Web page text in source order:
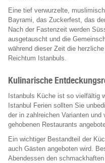
Eine tief verwurzelte,
Bayrami, das Zuckerfest, das
Nach der Fastenzeit werden
ausgetauscht und die
während dieser Zeit die
Reichtum Istanbuls.
Kulinarische
Istanbuls Küche ist so vielfältig
Istanbul Ferien sollten Sie
der in zahlreichen Varianten
gehobenen Restaurants
Ein wichtiger Bestandteil der
auch Gästen angeboten wird.
Abendessen den